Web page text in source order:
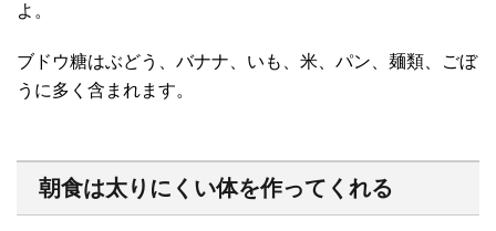
よ。
ブドウ糖はぶどう、バナナ、いも、米、パン、麺類、ごぼ
うに多く含まれます。
朝食は太りにくい体を作ってくれる